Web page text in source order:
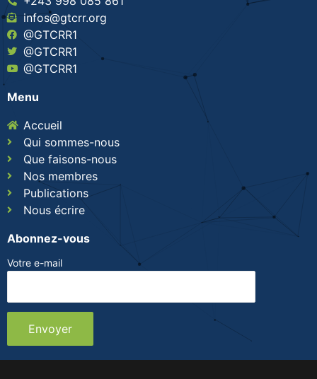
infos@gtcrr.org
@GTCRR1
@GTCRR1
@GTCRR1
Menu
Accueil
Qui sommes-nous
Que faisons-nous
Nos membres
Publications
Nous écrire
Abonnez-vous
Votre e-mail